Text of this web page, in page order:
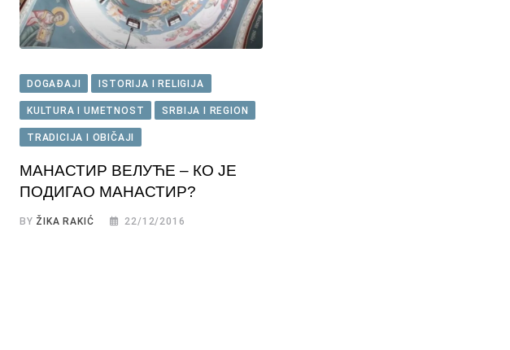
DOGAĐAJI ISTORIJA I RELIGIJA
KULTURA I UMETNOST SRBIJA I REGION
TRADICIJA I OBIČAJI
МАНАСТИР ВЕЛУЋЕ – КО ЈЕ
ПОДИГАО МАНАСТИР?
BY ŽIKA RAKIĆ 22/12/2016